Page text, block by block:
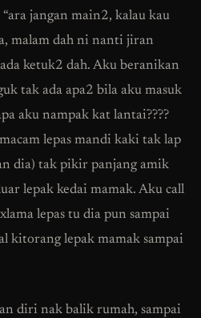
jangan main2, kalau kau
malam dah ni nanti jiran
ketuk2 dah. Aku beranikan
tak ada apa2 bila aku masuk
aku nampak kat lantai????
lepas mandi kaki tak lap
dia) tak pikir panjang amik
lepak kedai mamak. Aku call
lepas tu dia pun sampai
kitorang lepak mamak sampai
diri nak balik rumah, sampai